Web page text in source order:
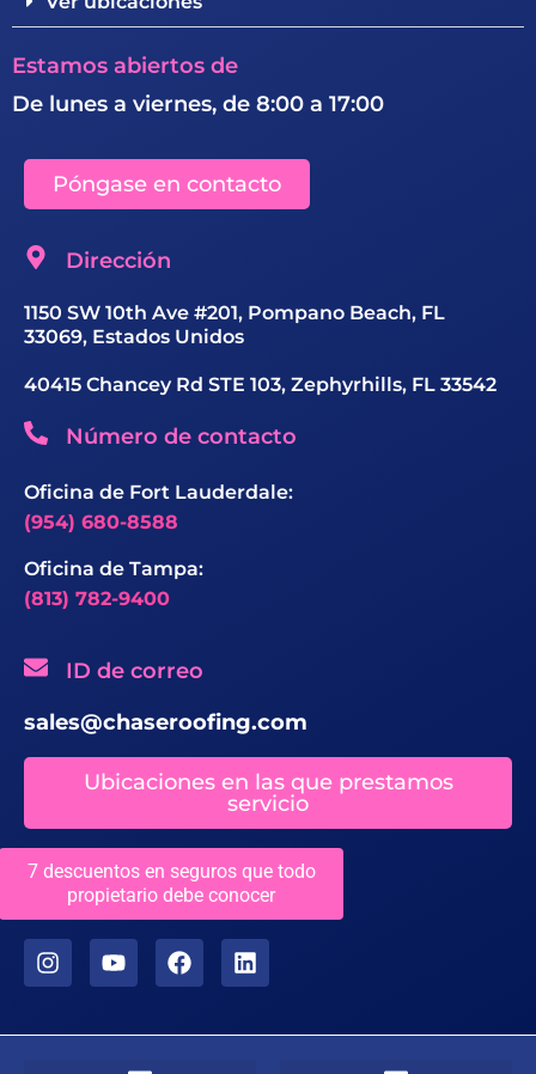
7 descuentos en seguros que todo
propietario debe conocer
Estamos abiertos de
De lunes a viernes, de 8:00 a 17:00
Póngase en contacto
Dirección
1150 SW 10th Ave #201, Pompano Beach, FL
33069, Estados Unidos
40415 Chancey Rd STE 103, Zephyrhills, FL 33542
Número de contacto
Oficina de Fort Lauderdale:
(954) 680-8588
Oficina de Tampa:
(813) 782-9400
ID de correo
sales@chaseroofing.com
Ubicaciones en las que prestamos
servicio
Licencias
CCC1331558